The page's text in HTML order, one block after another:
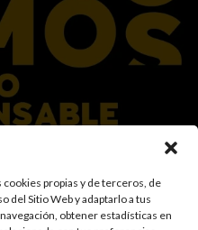
cookies propias y de terceros, de
del Sitio Web y adaptarlo a tus
obtener estadísticas en
responsable hacia el juego,
para nuestros clientes y
el juego sea siempre diversión y
afrontar problemas económicos